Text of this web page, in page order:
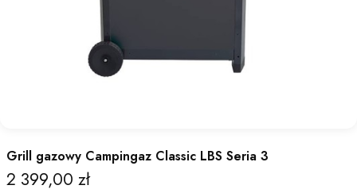
Grill gazowy Campingaz Classic LBS Seria 3
Cena
2 399,00 zł